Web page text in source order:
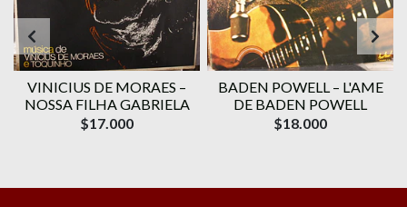
VINICIUS DE MORAES ‎–
NOSSA FILHA GABRIELA
$17.000
BADEN POWELL ‎– L'AME
DE BADEN POWELL
$18.000